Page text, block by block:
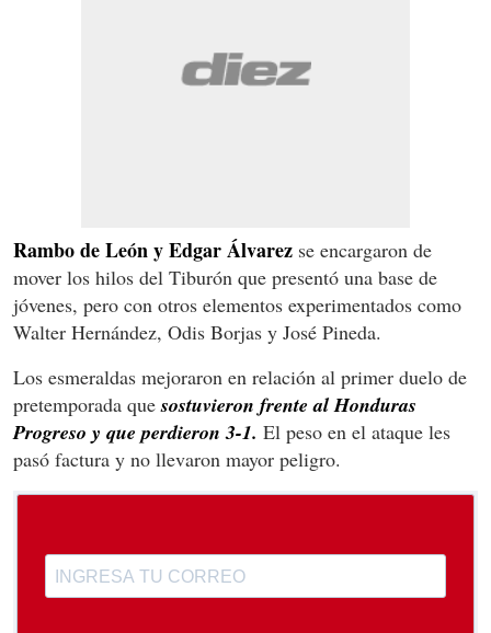
Rambo de León y Edgar Álvarez se encargaron de
mover los hilos del Tiburón que presentó una base de
jóvenes, pero con otros elementos experimentados como
Walter Hernández, Odis Borjas y José Pineda.
Los esmeraldas mejoraron en relación al primer duelo de
pretemporada quesostuvieron frente al Honduras
Progreso y que perdieron 3-1. El peso en el ataque les
pasó factura y no llevaron mayor peligro.